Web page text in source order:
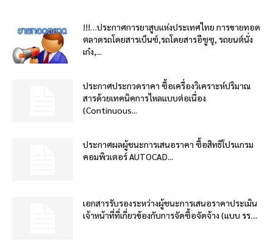
!!!…ประกาศการยาสูบแห่งประเทศไทย การขายทอด
ตลาดรถโดยสารเบ็นซ์,รถโดยสารอีซูซุ, รถยนต์นั่ง
เก๋ง,...
ประกาศประกวดราคา ซื้อเครื่องวิเคราะห์ปริมาณ
สารด้วยเทคนิคการไหลแบบต่อเนื่อง
(Continuous...
ประกาศผลผู้ชนะการเสนอราคา ซื้อสิทธิโปรแกรม
คอมพิวเตอร์ AUTOCAD...
เอกสารรับรองระหว่างผู้ชนะการเสนอราคาประเมิน
เจ้าหน้าที่ที่เกี่ยวข้องกับการจัดซื้อจัดจ้าง (แบบ รร....